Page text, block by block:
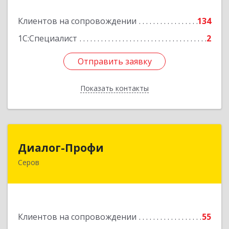
Клиентов на сопровождении
134
1С:Специалист
2
Отправить заявку
Показать контакты
Отправить заявку
Назад
Диалог-Профи
Серов
Клиентов на сопровождении 55
624980, Свердловская обл, Серов г, Короленко